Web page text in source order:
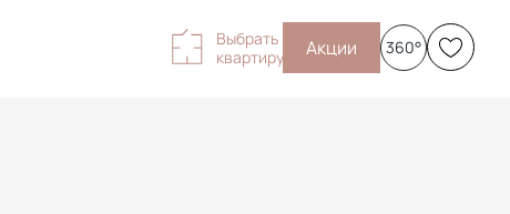
Выбрать
квартиру
Акции 360°